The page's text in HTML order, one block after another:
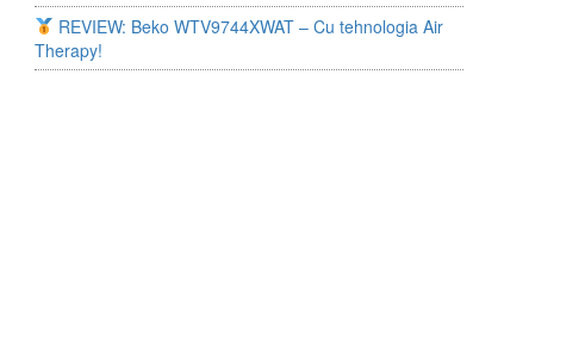
REVIEW: Beko WTV9744XWAT – Cu tehnologia Air
Therapy!